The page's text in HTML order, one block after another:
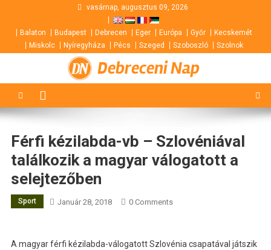
content
vasárnap, augusztus 09, 2026
Balaton Budapest Debrecen Eger Európa Győr
Kecskemét
Miskolc
Nyíregyháza Pécs Szeged Szoboszló Szolnok
Debreceni Nap
Férfi kézilabda-vb – Szlovéniával
találkozik a magyar válogatott a
selejtezőben
Sport Január 28, 2018 0 Comments
A magyar férfi kézilabda-válogatott Szlovénia csapatával játszik